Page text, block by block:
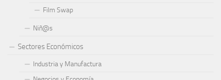
Film Swap
Niñ@s
Sectores Económicos
Industria y Manufactura